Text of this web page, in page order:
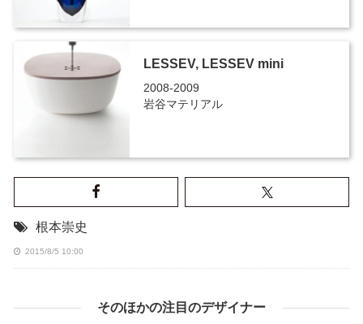
LESSEV, LESSEV mini
2008-2009
岩谷マテリアル
根本崇史
2015/8/5 10:00
そのほかの注目のデザイナー